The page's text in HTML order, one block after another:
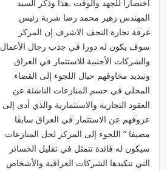
اختصارا للجهد والوقت .هذا وذكر السيد
المهندس زهير محمد رضا شربة رئيس
غرفة تجارة النجف الاشرف إن المركز
سوف يكون له دورا في جذب رجال الأعمال
والشركات الأجنبية للاستثمار في العراق
وتبديد مخاوفهم حيال اللجوء إلى القضاء
المحلي في حسم المنازعات الناشئة عن
العقود التجارية والاستثمارية والذي أدى إلى
عزوفهم عن الاستثمار في العراق سابقا
مضيفا ” اللجوء إلى المركز لحل المنازعات
سيكون له فائدة تتمثل في تقليل الخسائر
التي تتكبدها الشركات العراقية والأشخاص